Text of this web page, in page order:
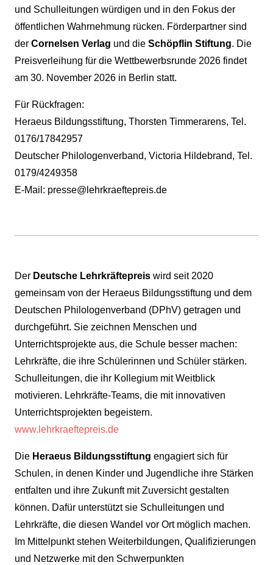
und Schulleitungen würdigen und in den Fokus der
öffentlichen Wahrnehmung rücken. Förderpartner sind
der Cornelsen Verlag und die Schöpflin Stiftung. Die
Preisverleihung für die Wettbewerbsrunde 2026 findet
am 30. November 2026 in Berlin statt.
Für Rückfragen:
Heraeus Bildungsstiftung, Thorsten Timmerarens, Tel.
0176/17842957
Deutscher Philologenverband, Victoria Hildebrand, Tel.
0179/4249358
E-Mail: presse@lehrkraeftepreis.de
Der Deutsche Lehrkräftepreis wird seit 2020
gemeinsam von der Heraeus Bildungsstiftung und dem
Deutschen Philologenverband (DPhV) getragen und
durchgeführt. Sie zeichnen Menschen und
Unterrichtsprojekte aus, die Schule besser machen:
Lehrkräfte, die ihre Schülerinnen und Schüler stärken.
Schulleitungen, die ihr Kollegium mit Weitblick
motivieren. Lehrkräfte-Teams, die mit innovativen
Unterrichtsprojekten begeistern.
www.lehrkraeftepreis.de
Die Heraeus Bildungsstiftung engagiert sich für
Schulen, in denen Kinder und Jugendliche ihre Stärken
entfalten und ihre Zukunft mit Zuversicht gestalten
können. Dafür unterstützt sie Schulleitungen und
Lehrkräfte, die diesen Wandel vor Ort möglich machen.
Im Mittelpunkt stehen Weiterbildungen, Qualifizierungen
und Netzwerke mit den Schwerpunkten